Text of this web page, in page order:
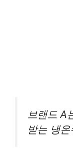
브랜드 A
받는 냉